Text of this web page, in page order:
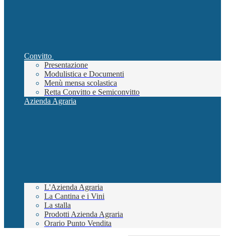
Convitto
Presentazione
Modulistica e Documenti
Menù mensa scolastica
Retta Convitto e Semiconvitto
Azienda Agraria
L'Azienda Agraria
La Cantina e i Vini
La stalla
Prodotti Azienda Agraria
Orario Punto Vendita